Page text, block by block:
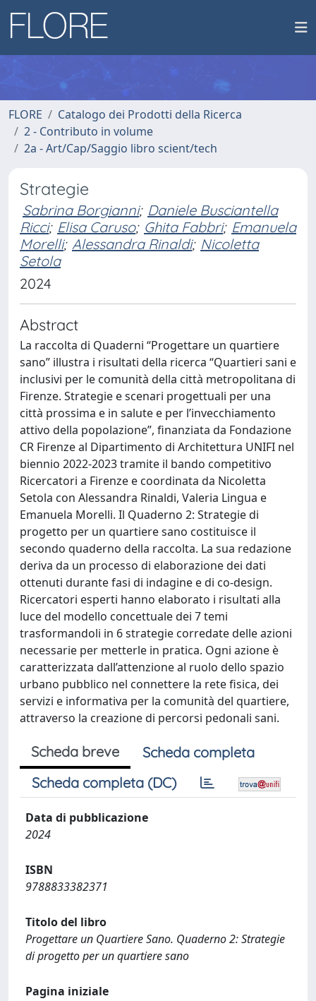
FLORE
Catalogo dei Prodotti della Ricerca
2 - Contributo in volume
2a - Art/Cap/Saggio libro scient/tech
Strategie
Sabrina Borgianni; Daniele Busciantella
Ricci; Elisa Caruso; Ghita Fabbri; Emanuela
Morelli; Alessandra Rinaldi; Nicoletta
Setola
2024
Abstract
La raccolta di Quaderni “Progettare un quartiere
sano” illustra i risultati della ricerca “Quartieri sani e
inclusivi per le comunità della città metropolitana di
Firenze. Strategie e scenari progettuali per una
città prossima e in salute e per l’invecchiamento
attivo della popolazione”, finanziata da Fondazione
CR Firenze al Dipartimento di Architettura UNIFI nel
biennio 2022-2023 tramite il bando competitivo
Ricercatori a Firenze e coordinata da Nicoletta
Setola con Alessandra Rinaldi, Valeria Lingua e
Emanuela Morelli. Il Quaderno 2: Strategie di
progetto per un quartiere sano costituisce il
secondo quaderno della raccolta. La sua redazione
deriva da un processo di elaborazione dei dati
ottenuti durante fasi di indagine e di co-design.
Ricercatori esperti hanno elaborato i risultati alla
luce del modello concettuale dei 7 temi
trasformandoli in 6 strategie corredate delle azioni
necessarie per metterle in pratica. Ogni azione è
caratterizzata dall’attenzione al ruolo dello spazio
urbano pubblico nel connettere la rete fisica, dei
servizi e informativa per la comunità del quartiere,
attraverso la creazione di percorsi pedonali sani.
Scheda breve
Scheda completa
Scheda completa (DC)
Data di pubblicazione
2024
ISBN
9788833382371
Titolo del libro
Progettare un Quartiere Sano. Quaderno 2: Strategie
di progetto per un quartiere sano
Pagina iniziale